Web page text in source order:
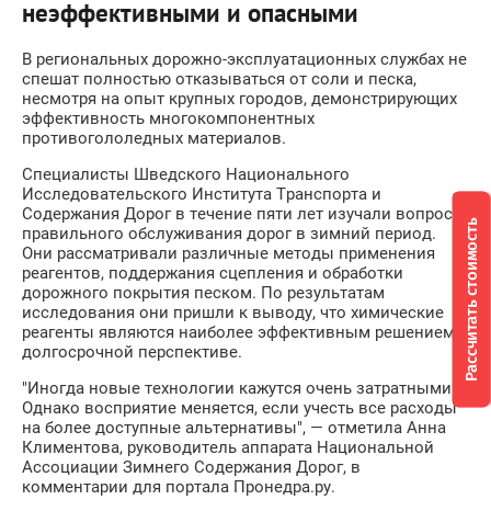
Рассчитать стоимость
неэффективными и опасными
В региональных дорожно-эксплуатационных службах не
спешат полностью отказываться от соли и песка,
несмотря на опыт крупных городов, демонстрирующих
эффективность многокомпонентных
противогололедных материалов.
Специалисты Шведского Национального
Исследовательского Института Транспорта и
Содержания Дорог в течение пяти лет изучали вопросы
правильного обслуживания дорог в зимний период.
Они рассматривали различные методы применения
реагентов, поддержания сцепления и обработки
дорожного покрытия песком. По результатам
исследования они пришли к выводу, что химические
реагенты являются наиболее эффективным решением в
долгосрочной перспективе.
"Иногда новые технологии кажутся очень затратными.
Однако восприятие меняется, если учесть все расходы
на более доступные альтернативы", — отметила Анна
Климентова, руководитель аппарата Национальной
Ассоциации Зимнего Содержания Дорог, в
комментарии для портала Пронедра.ру.